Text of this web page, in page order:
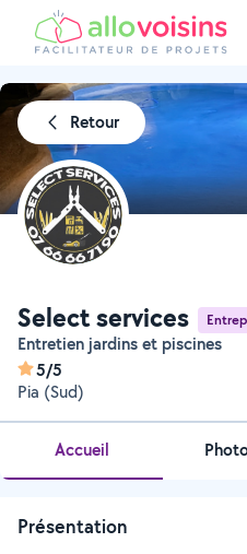
Retour
Select services
Entretien jardins et piscines
5/5
Pia (Sud)
Accueil
Présentation